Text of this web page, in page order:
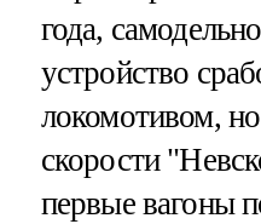
года,
устройство
локомотивом,
скорости
первые вагоны